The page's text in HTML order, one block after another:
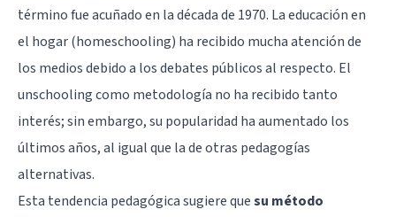
término fue acuñado en la década de 1970. La educación en
el hogar (homeschooling) ha recibido mucha atención de
los medios debido a los debates públicos al respecto. El
unschooling como metodología no ha recibido tanto
interés; sin embargo, su popularidad ha aumentado los
últimos años, al igual que la de otras pedagogías
alternativas.
Esta tendencia pedagógica sugiere quesu método